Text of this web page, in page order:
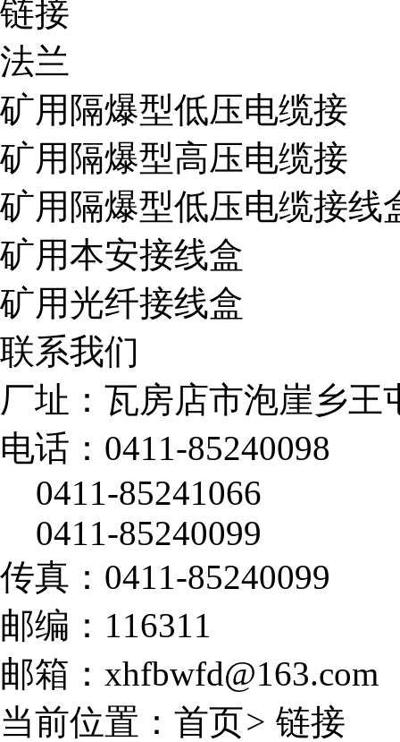
链接
法兰
矿用隔爆型低压电缆接
矿用隔爆型高压电缆接
矿用隔爆型低压电缆接线
矿用本安接线盒
矿用光纤接线盒
联系我们
厂址：瓦房店市泡崖乡王
电话：0411-85240098
0411-85241066
0411-85240099
传真：0411-85240099
邮编：116311
邮箱：xhfbwfd@163.com
当前位置： 首页> 链接